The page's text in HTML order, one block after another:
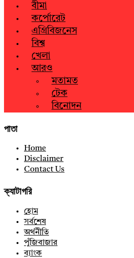
বীমা
কর্পোরেট
এগ্রিবিজনেস
বিশ্ব
খেলা
আরও
মতামত
টেক
বিনোদন
পাতা
Home
Disclaimer
Contact Us
ক্যাটাগরি
হোম
সর্বশেষ
অর্থনীতি
পুঁজিবাজার
ব্যাংক